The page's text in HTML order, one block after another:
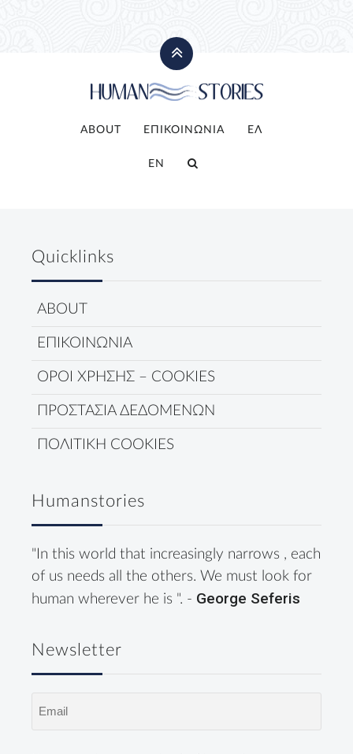
ABOUT ΕΠΙΚΟΙΝΩΝΙΑ ΕΛ
EN
Quicklinks
ABOUT
ΕΠΙΚΟΙΝΩΝΙΑ
ΟΡΟΙ ΧΡΗΣΗΣ – COOKIES
ΠΡΟΣΤΑΣΙΑ ΔΕΔΟΜΕΝΩΝ
ΠΟΛΙΤΙΚΗ COOKIES
Humanstories
"In this world that increasingly narrows , each
of us needs all the others. We must look for
human wherever he is ". - George Seferis
Newsletter